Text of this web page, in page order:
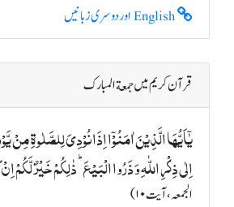
قرآن کریم میں جمعة المبارک
یٰۤاَیُّہَا الَّذِیۡنَ اٰمَنُوۡۤا اِذَا نُوۡدِیَ لِلصَّلٰوۃِ مِنۡ
اِلٰی ذِکۡرِ اللّٰہِ وَ ذَرُوا الۡبَیۡعَ ؕ ذٰلِکُمۡ خَیۡرٌ لَّکُمۡ
الجمعہ، آیت ۱۰)